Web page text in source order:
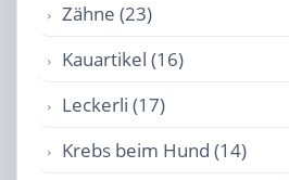
Zähne (23)
Kauartikel (16)
Leckerli (17)
Krebs beim Hund (14)